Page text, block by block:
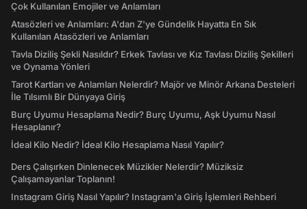
Çok Kullanılan Emojiler ve Anlamları
Atasözleri ve Anlamları: A'dan Z'ye Gündelik Hayatta En Sık
Kullanılan Atasözleri ve Anlamları
Tavla Diziliş Şekli Nasıldır? Erkek Tavlası ve Kız Tavlası Diziliş Şekilleri
ve Oynama Yönleri
Tarot Kartları ve Anlamları Nelerdir? Majör ve Minör Arkana Desteleri
İle Tılsımlı Bir Dünyaya Giriş
Burç Uyumu Hesaplama Nedir? Burç Uyumu, Aşk Uyumu Nasıl
Hesaplanır?
İdeal Kilo Nedir? İdeal Kilo Hesaplama Nasıl Yapılır?
Ders Çalışırken Dinlenecek Müzikler Nelerdir? Müziksiz
Çalışamayanlar Toplanın!
Instagram Giriş Nasıl Yapılır? Instagram'a Giriş İşlemleri Rehberi